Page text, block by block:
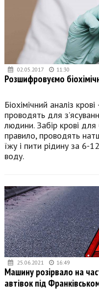
02.05.2017 11:30
Розшифровуємо
Біохімічний аналіз
проводять для
людини. Забір крові для
правило, проводять
їжу і пити рідину за 6-
воду.
25.06.2021 16:49
Машину розірвало на
автівок під